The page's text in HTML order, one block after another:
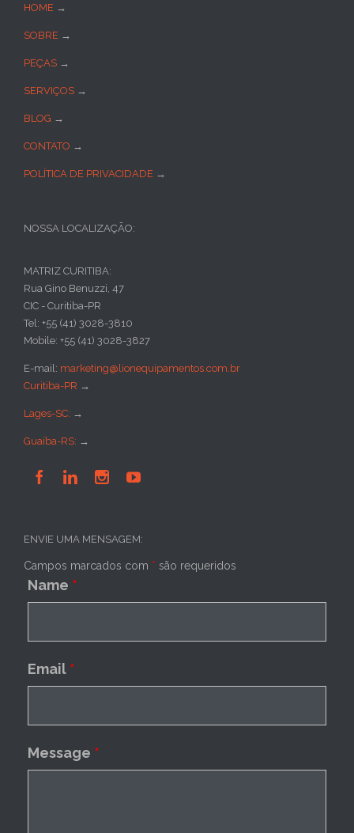
HOME →
SOBRE →
PEÇAS →
SERVIÇOS →
BLOG →
CONTATO →
POLÍTICA DE PRIVACIDADE →
NOSSA LOCALIZAÇÃO:
MATRIZ CURITIBA:
Rua Gino Benuzzi, 47
CIC - Curitiba-PR
Tel: +55 (41) 3028-3810
Mobile: +55 (41) 3028-3827
E-mail: marketing@lionequipamentos.com.br
Curitiba-PR →
Lages-SC: →
Guaíba-RS: →
   
ENVIE UMA MENSAGEM:
Campos marcados com * são requeridos
Name *
Email *
Message *